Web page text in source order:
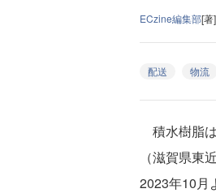
ECzine編集部[著]
配送 物流
積水樹脂
（滋賀県
2023年10月